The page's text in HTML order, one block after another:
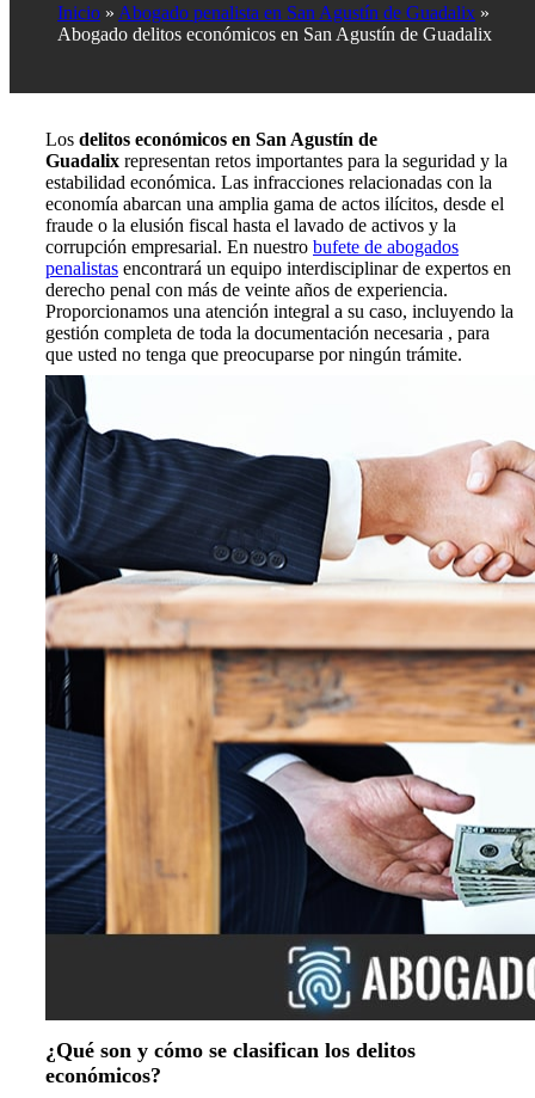
Inicio
Abogado penalista en San Agustín de Guadalix
Abogado delitos económicos en San Agustín de Guadalix
Los delitos económicos en San Agustín de
Guadalix representan retos importantes para la seguridad y la
estabilidad económica. Las infracciones relacionadas con la
economía abarcan una amplia gama de actos ilícitos, desde el
fraude o la elusión fiscal hasta el lavado de activos y la
corrupción empresarial. En nuestro bufete de abogados
penalistas encontrará un equipo interdisciplinar de expertos en
derecho penal con más de veinte años de experiencia.
Proporcionamos una atención integral a su caso, incluyendo la
gestión completa de toda la documentación necesaria , para
que usted no tenga que preocuparse por ningún trámite.
¿Qué son y cómo se clasifican los delitos
económicos?